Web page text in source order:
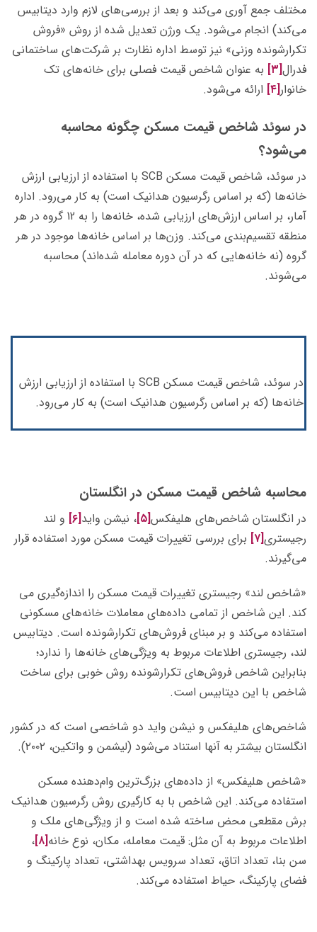
مختلف جمع آوری می­‌کند و بعد از بررسی‌­های لازم وارد دیتابیس
می‌­کند) انجام می‌­شود. یک ورژن تعدیل شده از روش «فروش
تکرارشونده وزنی» نیز توسط اداره نظارت بر شرکت‌های ساختمانی
فدرال[۳]
به عنوان شاخص قیمت فصلی برای خانه‌های تک
خانوار[۴] ارائه می­‌شود.
در سوئد شاخص قیمت مسکن چگونه محاسبه
می‌شود؟
در سوئد، شاخص قیمت مسکن SCB با استفاده از ارزیابی ارزش
خانه­‌ها (که بر اساس رگرسیون هدانیک است) به کار می‌رود. اداره
آمار، بر اساس ارزش­‌های ارزیابی شده، خانه‌­ها را به 12 گروه در هر
منطقه تقسیم­‌بندی می‌­کند. وزن‌­ها بر اساس خانه‌­ها موجود در هر
گروه (نه خانه­‌هایی که در آن دوره معامله شده­‌اند) محاسبه
می‌شوند.
در سوئد، شاخص قیمت مسکن SCB با استفاده از ارزیابی ارزش
خانه­‌ها (که بر اساس رگرسیون هدانیک است) به کار می‌رود.
محاسبه شاخص قیمت مسکن در انگلستان
در انگلستان شاخص‌­های هلیفکس[۵] ، نیشن واید[۶]
و لند
رجیستری[۷]
برای بررسی تغییرات قیمت مسکن مورد استفاده قرار
می‌گیرند.
«شاخص لند» رجیستری تغییرات قیمت مسکن را اندازه‌­گیری می­‌
کند. این شاخص از تمامی داده‌­های معاملات خانه­‌های مسکونی
استفاده می‌­کند و بر مبنای فروش­‌های تکرارشونده است. دیتابیس
لند، رجیستری اطلاعات مربوط به ویژگی‌­های خانه­‌ها را ندارد؛
بنابراین شاخص فروش­‌های تکرارشونده روش خوبی برای ساخت
شاخص با این دیتابیس است.
شاخص‌­های هلیفکس و نیشن واید دو شاخصی است که در کشور
انگلستان بیش­تر به آن­ها استناد می‌­شود (لیشمن و واتکین، ۲۰۰۲).
«شاخص هلیفکس» از داده‌­های بزرگ‌ترین وام‌­دهنده مسکن
استفاده می‌­کند. این شاخص با به کارگیری روش رگرسیون هدانیک
برش مقطعی محض ساخته شده است و از ویژگی‌­های ملک و
اطلاعات مربوط به آن مثل: قیمت معامله، مکان، نوع خانه[۸] ،
سن­ بنا، تعداد اتاق، تعداد سرویس­ بهداشتی، تعداد پارکینگ و
فضای پارکینگ، حیاط استفاده می‌­کند.